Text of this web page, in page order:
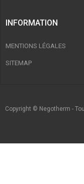
INFORMATION
MENTIONS LÉGALES
SITEMAP
Copyright © Negotherm -